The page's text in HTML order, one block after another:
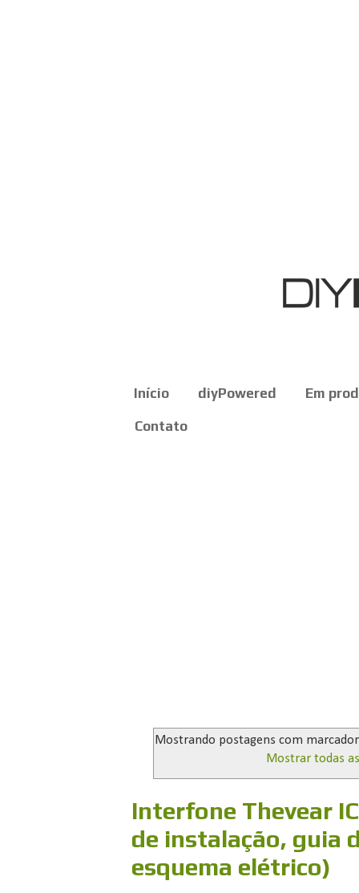
Início diyPowered Em
Contato
Mostrando postagens com
Mostrar todas
Interfone Thevear
de instalação, guia
esquema elétrico)